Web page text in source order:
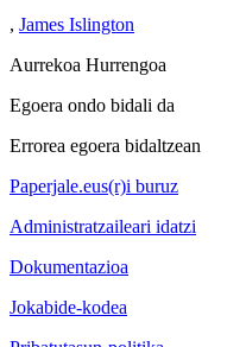
, James Islington
Aurrekoa Hurrengoa
Egoera ondo bidali da
Errorea egoera bidaltzean
Paperjale.eus(r)i buruz
Administratzaileari idatzi
Dokumentazioa
Jokabide-kodea